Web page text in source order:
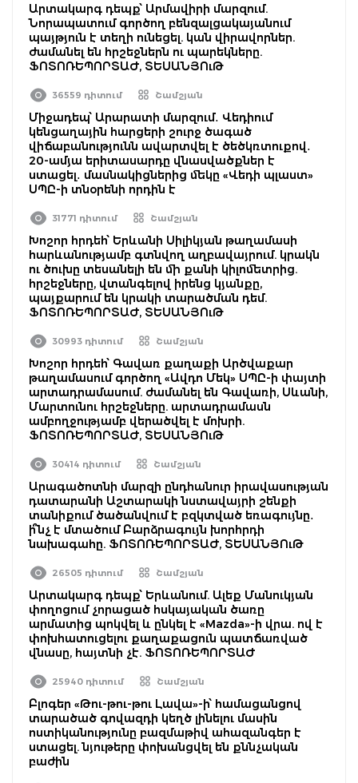
Արտակարգ դեպք՝ Արմավիրի մարզում.
Նորապատում գործող բենզալցակայանում
պայթյուն է տեղի ունեցել. կան վիրավորներ.
ժամանել են հրշեջներն ու պարեկները.
ՖՈՏՈՌԵՊՈՐՏԱԺ, ՏԵՍԱՆՅՈւԹ
36559 դիտում Շամշյան
Միջադեպ՝ Արարատի մարզում․ Վեդիում
կենցաղային հարցերի շուրջ ծագած
վիճաբանությունն ավարտվել է ծեծկռտուքով․
20-ամյա երիտասարդը վնասվածքներ է
ստացել․ մասնակիցներից մեկը «Վեդի պլաստ»
ՍՊԸ-ի տնօրենի որդին է
31771 դիտում Շամշյան
Խոշոր հրդեհ՝ Երևանի Սիլիկյան թաղամասի
հարևանությամբ գտնվող աղբավայրում. կրակն
ու ծուխը տեսանելի են մի քանի կիլոմետրից.
հրշեջները, վտանգելով իրենց կյանքը,
պայքարում են կրակի տարածման դեմ.
ՖՈՏՈՌԵՊՈՐՏԱԺ, ՏԵՍԱՆՅՈւԹ
30993 դիտում Շամշյան
Խոշոր հրդեհ՝ Գավառ քաղաքի Արծվաքար
թաղամասում գործող «Ավդո Մեկ» ՍՊԸ-ի փայտի
արտադրամասում. ժամանել են Գավառի, Սևանի,
Մարտունու հրշեջները. արտադրամասն
ամբողջությամբ վերածվել է մոխրի.
ՖՈՏՈՌԵՊՈՐՏԱԺ, ՏԵՍԱՆՅՈւԹ
30414 դիտում Շամշյան
Արագածոտնի մարզի ընդհանուր իրավասության
դատարանի Աշտարակի նստավայրի շենքի
տանիքում ծածանվում է բզկտված եռագույնը․
ի՞նչ է մտածում Բարձրագույն խորհրդի
նախագահը. ՖՈՏՈՌԵՊՈՐՏԱԺ, ՏԵՍԱՆՅՈւԹ
26505 դիտում Շամշյան
Արտակարգ դեպք՝ Երևանում. Ալեք Մանուկյան
փողոցում չորացած հսկայական ծառը
արմատից պոկվել և ընկել է «Mazda»-ի վրա. ով է
փոխհատուցելու քաղաքացուն պատճառված
վնասը, հայտնի չէ. ՖՈՏՈՌԵՊՈՐՏԱԺ
25940 դիտում Շամշյան
Բլոգեր «Թու-թու-թու Լավա»-ի՝ համացանցով
տարածած գովազդի կեղծ լինելու մասին
ոստիկանությունը բազմաթիվ ահազանգեր է
ստացել. նյութերը փոխանցվել են քննչական
բաժին